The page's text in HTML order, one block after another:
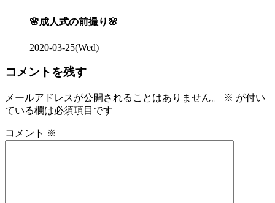
🌸成人式の前撮り🌸
2020-03-25(Wed)
コメントを残す
メールアドレスが公開されることはありません。 ※ が付い
ている欄は必須項目です
コメント ※